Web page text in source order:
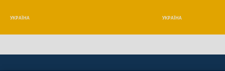
УКРАЇНА УКРАЇНА